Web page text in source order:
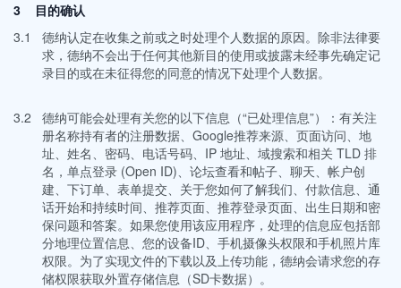
3 目的确认
3.1德纳认定在收集之前或之时处理个人数据的原因。除非法律要
求，德纳不会出于任何其他新目的使用或披露未经事先确定记
录目的或在未征得您的同意的情况下处理个人数据。
3.2德纳可能会处理有关您的以下信息（“已处理信息”）：有关注
册名称持有者的注册数据、Google推荐来源、页面访问、地
址、姓名、密码、电话号码、IP 地址、域搜索和相关 TLD 排
名，单点登录 (Open ID)、论坛查看和帖子、聊天、帐户创
建、下订单、表单提交、关于您如何了解我们、付款信息、通
话开始和持续时间、推荐页面、推荐登录页面、出生日期和密
保问题和答案。如果您使用该应用程序，处理的信息应包括部
分地理位置信息、您的设备ID、手机摄像头权限和手机照片库
权限。为了实现文件的下载以及上传功能，德纳会请求您的存
储权限获取外置存储信息（SD卡数据）。